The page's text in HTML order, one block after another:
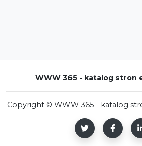
WWW 365 - katalog stron
Copyright © WWW 365 - katalog